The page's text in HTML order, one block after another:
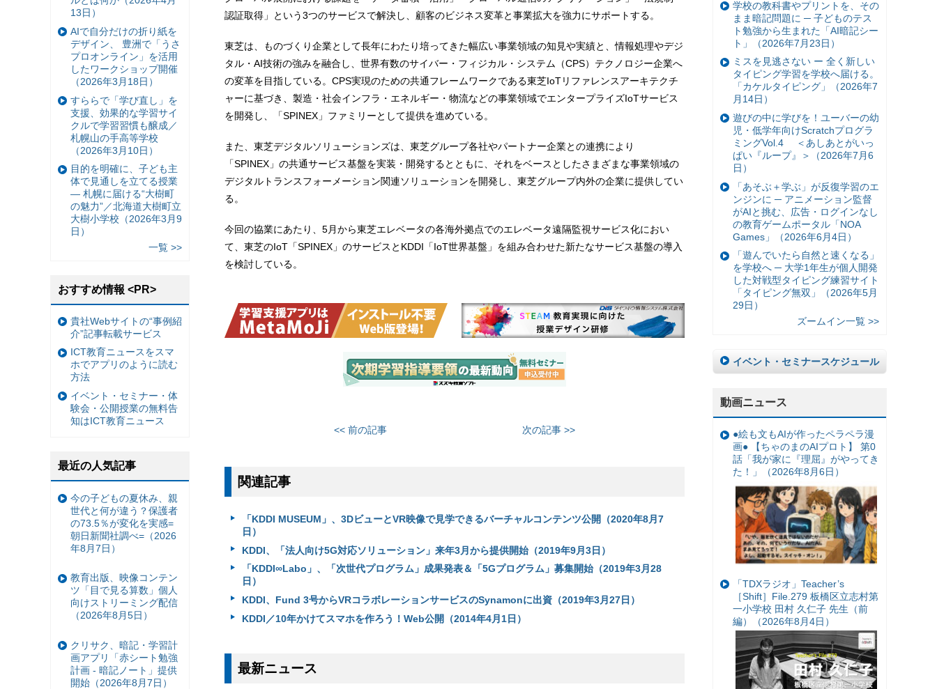
認証取得」という3つのサービスで解決し、顧客のビジネス変革と事業拡大を強力にサポートする。
東芝は、ものづくり企業として長年にわたり培ってきた幅広い事業領域の知見や実績と、情報処理やデジ
タル・AI技術の強みを融合し、世界有数のサイバー・フィジカル・システム（CPS）テクノロジー企業へ
の変革を目指している。CPS実現のための共通フレームワークである東芝IoTリファレンスアーキテクチ
ャーに基づき、製造・社会インフラ・エネルギー・物流などの事業領域でエンタープライズIoTサービス
を開発し、「SPINEX」ファミリーとして提供を進めている。
また、東芝デジタルソリューションズは、東芝グループ各社やパートナー企業との連携により
「SPINEX」の共通サービス基盤を実装・開発するとともに、それをベースとしたさまざまな事業領域の
デジタルトランスフォーメーション関連ソリューションを開発し、東芝グループ内外の企業に提供してい
る。
今回の協業にあたり、5月から東芝エレベータの各海外拠点でのエレベータ遠隔監視サービス化におい
て、東芝のIoT「SPINEX」のサービスとKDDI「IoT世界基盤」を組み合わせた新たなサービス基盤の導入
を検討している。
<< 前の記事 次の記事 >>
関連記事
「KDDI MUSEUM」、3DビューとVR映像で見学できるバーチャルコンテンツ公開（2020年8月7
日）
KDDI、「法人向け5G対応ソリューション」来年3月から提供開始（2019年9月3日）
「KDDI∞Labo」、「次世代プログラム」成果発表＆「5Gプログラム」募集開始（2019年3月28
日）
KDDI、Fund 3号からVRコラボレーションサービスのSynamonに出資（2019年3月27日）
KDDI／10年かけてスマホを作ろう！Web公開（2014年4月1日）
最新ニュース
学校の教科書やプリントを、その
まま暗記問題に ─ 子どものテス
ト勉強から生まれた「AI暗記シー
ト」（2026年7月23日）
ミスを見逃さない ー 全く新しい
タイピング学習を学校へ届ける。
「カケルタイピング」（2026年7
月14日）
遊びの中に学びを！ユーバーの幼
児・低学年向けScratchプログラ
ミングVol.4 ＜あしあとがいっ
ぱい『ループ』＞（2026年7月6
日）
「あそぶ＋学ぶ」が反復学習のエ
ンジンに ─ アニメーション監督
がAIと挑む、広告・ログインなし
の教育ゲームポータル「NOA
Games」（2026年6月4日）
「遊んでいたら自然と速くなる」
を学校へ ─ 大学1年生が個人開発
した対戦型タイピング練習サイト
「タイピング無双」（2026年5月
29日）
ズームイン一覧 >>
イベント・セミナースケジュール
動画ニュース
●絵も文もAIが作ったペラペラ漫
画● 【ちゃのまのAIプロト】 第0
話「我が家に『理屈』がやってき
た！」（2026年8月6日）
「TDXラジオ」Teacher’s
［Shift］File.279 板橋区立志村第
一小学校 田村 久仁子 先生（前
編）（2026年8月4日）
13日）
AIで自分だけの折り紙を
デザイン、 豊洲で「うさ
プロオンライン」を活用
したワークショップ開催
（2026年3月18日）
すららで「学び直し」を
支援、効果的な学習サイ
クルで学習習慣も醸成／
札幌山の手高等学校
（2026年3月10日）
目的を明確に、子ども主
体で見通しを立てる授業
— 札幌に届ける“大樹町
の魅力”／北海道大樹町立
大樹小学校（2026年3月9
日）
一覧 >>
おすすめ情報 <PR>
貴社Webサイトの“事例紹
介”記事転載サービス
ICT教育ニュースをスマ
ホでアプリのように読む
方法
イベント・セミナー・体
験会・公開授業の無料告
知はICT教育ニュース
最近の人気記事
今の子どもの夏休み、親
世代と何が違う？保護者
の73.5％が変化を実感=
朝日新聞社調べ=（2026
年8月7日）
教育出版、映像コンテン
ツ「目で見る算数」個人
向けストリーミング配信
（2026年8月5日）
クリサク、暗記・学習計
画アプリ「赤シート勉強
計画 - 暗記ノート」提供
開始（2026年8月7日）